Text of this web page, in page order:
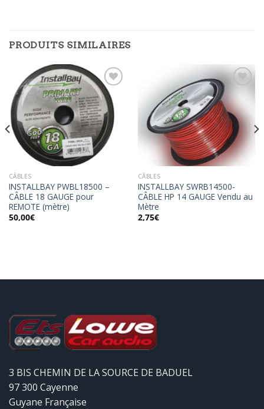
PRODUITS SIMILAIRES
Ajouter
à la
wishlist
CÂBLES
INSTALLBAY PWBL18500 –
CÂBLE 18 GAUGE pour
REMOTE (mètre)
50,00€
Ajouter
à la
wishlist
CÂBLES
INSTALLBAY SWRB14500-
CÂBLE HP 14 GAUGE Vendu au
Mètre
2,75€
3 BIS CHEMIN DE LA SOURCE DE BADUEL
97 300 Cayenne
Guyane Française